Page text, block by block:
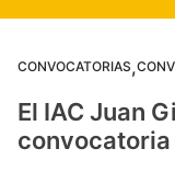
CONVOCATORIAS,
El IAC Juan
convocatoria